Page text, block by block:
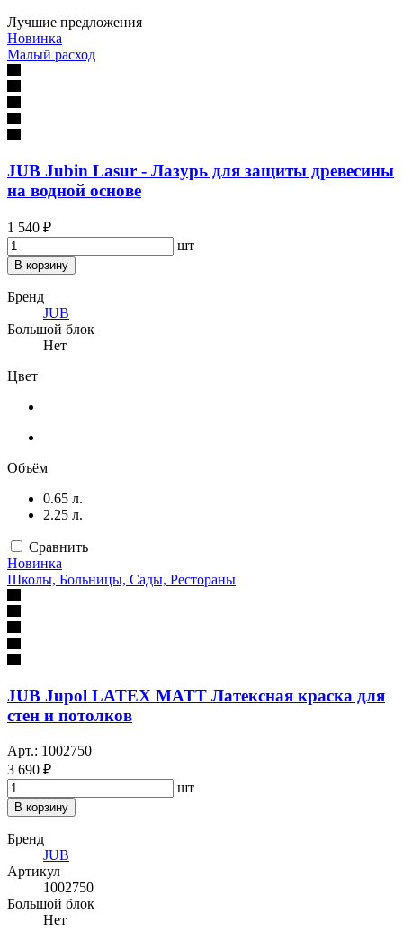
Лучшие предложения
Новинка
Малый расход
JUB Jubin Lasur - Лазурь для защиты древесины
на водной основе
1 540 ₽
шт
В корзину
Бренд
JUB
Большой блок
Нет
Цвет
Объём
0.65 л.
2.25 л.
Сравнить
Новинка
Школы, Больницы, Сады, Рестораны
JUB Jupol LATEX MATT Латексная краска для
стен и потолков
Арт.: 1002750
3 690 ₽
шт
В корзину
Бренд
JUB
Артикул
1002750
Большой блок
Нет